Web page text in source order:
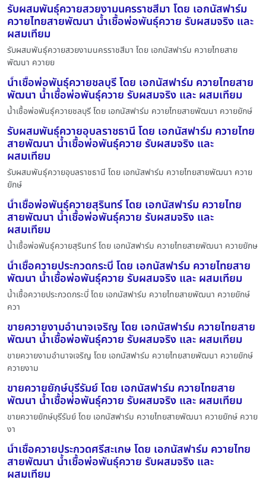
รับผสมพันธุ์ควายสวยงามนครราชสีมา โดย เอกนัสฟาร์ม
ควายไทยสายพัฒนา น้ำเชื้อพ่อพันธุ์ควาย รับผสมจริง และ
ผสมเทียม
รับผสมพันธุ์ควายสวยงามนครราชสีมา โดย เอกนัสฟาร์ม ควายไทยสาย
พัฒนา ควายย
น้ำเชื้อพ่อพันธุ์ควายชลบุรี โดย เอกนัสฟาร์ม ควายไทยสาย
พัฒนา น้ำเชื้อพ่อพันธุ์ควาย รับผสมจริง และ ผสมเทียม
น้ำเชื้อพ่อพันธุ์ควายชลบุรี โดย เอกนัสฟาร์ม ควายไทยสายพัฒนา ควายยักษ์
รับผสมพันธุ์ควายอุบลราชธานี โดย เอกนัสฟาร์ม ควายไทย
สายพัฒนา น้ำเชื้อพ่อพันธุ์ควาย รับผสมจริง และ
ผสมเทียม
รับผสมพันธุ์ควายอุบลราชธานี โดย เอกนัสฟาร์ม ควายไทยสายพัฒนา ควาย
ยักษ์
น้ำเชื้อพ่อพันธุ์ควายสุรินทร์ โดย เอกนัสฟาร์ม ควายไทย
สายพัฒนา น้ำเชื้อพ่อพันธุ์ควาย รับผสมจริง และ
ผสมเทียม
น้ำเชื้อพ่อพันธุ์ควายสุรินทร์ โดย เอกนัสฟาร์ม ควายไทยสายพัฒนา ควายยักษ
น้ำเชื้อควายประกวดกระบี่ โดย เอกนัสฟาร์ม ควายไทยสาย
พัฒนา น้ำเชื้อพ่อพันธุ์ควาย รับผสมจริง และ ผสมเทียม
น้ำเชื้อควายประกวดกระบี่ โดย เอกนัสฟาร์ม ควายไทยสายพัฒนา ควายยักษ์
ควา
ขายควายงามอำนาจเจริญ โดย เอกนัสฟาร์ม ควายไทยสาย
พัฒนา น้ำเชื้อพ่อพันธุ์ควาย รับผสมจริง และ ผสมเทียม
ขายควายงามอำนาจเจริญ โดย เอกนัสฟาร์ม ควายไทยสายพัฒนา ควายยักษ์
ควายงาม
ขายควายยักษ์บุรีรัมย์ โดย เอกนัสฟาร์ม ควายไทยสาย
พัฒนา น้ำเชื้อพ่อพันธุ์ควาย รับผสมจริง และ ผสมเทียม
ขายควายยักษ์บุรีรัมย์ โดย เอกนัสฟาร์ม ควายไทยสายพัฒนา ควายยักษ์ ควาย
งา
น้ำเชื้อควายประกวดศรีสะเกษ โดย เอกนัสฟาร์ม ควายไทย
สายพัฒนา น้ำเชื้อพ่อพันธุ์ควาย รับผสมจริง และ
ผสมเทียม